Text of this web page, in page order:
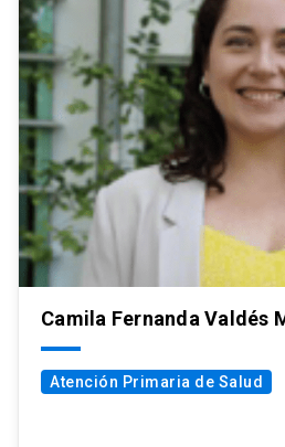
Camila Fernanda Valdés
Atención Primaria de Salud